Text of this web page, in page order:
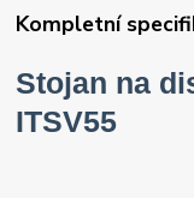
Kompletní
Stojan na
ITSV55